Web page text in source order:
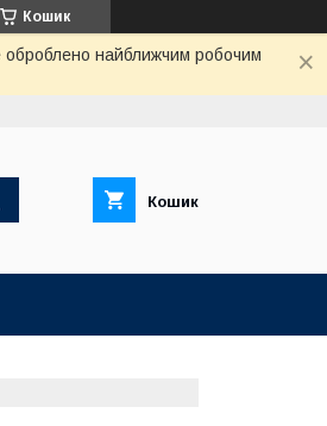
Кошик
оброблено найближчим робочим
Кошик